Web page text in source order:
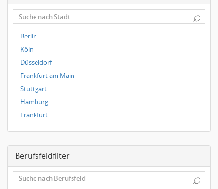
⌕
Berlin
Köln
Düsseldorf
Frankfurt am Main
Stuttgart
Hamburg
Frankfurt
Dresden
Leipzig
Dortmund
Wuppertal
Berufsfeldfilter
⌕